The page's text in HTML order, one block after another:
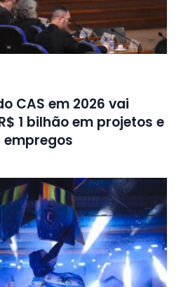
CAS em 2026 vai
1 bilhão em projetos e
empregos